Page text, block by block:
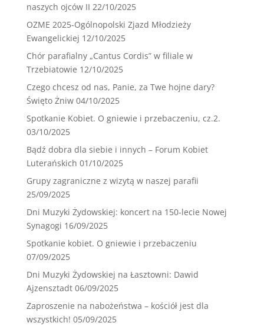
naszych ojców II 22/10/2025
OZME 2025-Ogólnopolski Zjazd Młodzieży
Ewangelickiej 12/10/2025
Chór parafialny „Cantus Cordis” w filiale w
Trzebiatowie 12/10/2025
Czego chcesz od nas, Panie, za Twe hojne dary?
Święto Żniw 04/10/2025
Spotkanie Kobiet. O gniewie i przebaczeniu, cz.2.
03/10/2025
Bądź dobra dla siebie i innych – Forum Kobiet
Luterańskich 01/10/2025
Grupy zagraniczne z wizytą w naszej parafii
25/09/2025
Dni Muzyki Żydowskiej: koncert na 150-lecie Nowej
Synagogi 16/09/2025
Spotkanie kobiet. O gniewie i przebaczeniu
07/09/2025
Dni Muzyki Żydowskiej na Łasztowni: Dawid
Ajzensztadt 06/09/2025
Zaproszenie na nabożeństwa – kościół jest dla
wszystkich! 05/09/2025